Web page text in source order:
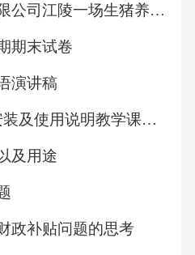
比为4：3，则两表均为
：R2为_，电路总功率
时电路总功率为P2，
两个质量相等的圆柱形
面上，杯底与桌面的
入一定量的水后杯子
乙杯中水全部倒入甲杯
面的压强p1_（/）2p
牧原食品股份有限公司江陵一场生猪养殖项目环境影响报告书
期末试卷
演讲稿
KeiluV2软件的安装及使用说明教学课件教学课件
及用途
政补贴问题的思考